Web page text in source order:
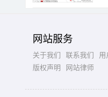
网站服务
关于我们 联系我们
用
版权声明
网站律师